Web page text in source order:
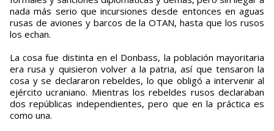
nada más serio que incursiones desde entonces en aguas
rusas de aviones y barcos de la OTAN, hasta que los rusos
los echan.
La cosa fue distinta en el Donbass, la población mayoritaria
era rusa y quisieron volver a la patria, así que tensaron la
cosa y se declararon rebeldes, lo que obligó a intervenir al
ejército ucraniano. Mientras los rebeldes rusos declaraban
dos repúblicas independientes, pero que en la práctica es
como una.